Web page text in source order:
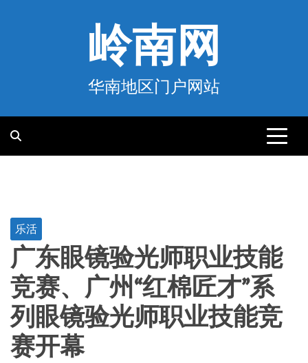
岭南网
华南地区门户网站
乐活
广东眼镜验光师职业技能
竞赛、广州“红棉匠才”系
列眼镜验光师职业技能竞
赛开幕